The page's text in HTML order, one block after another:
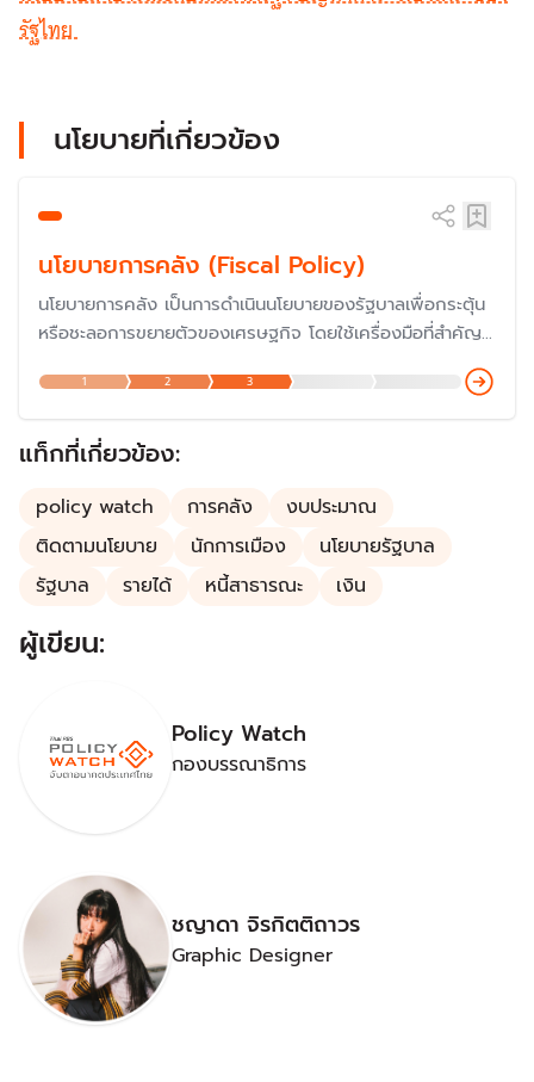
รัฐไทย
นโยบายที่เกี่ยวข้อง
นโยบายการคลัง (Fiscal Policy)
นโยบายการคลัง เป็นการดำเนินนโยบายของรัฐบาลเพื่อกระตุ้น
หรือชะลอการขยายตัวของเศรษฐกิจ โดยใช้เครื่องมือที่สำคัญ
ของรัฐบาล คือ การใช้จ่ายของรัฐบาล (รายจ่าย) และการเก็บ
ภาษี (รายได้) รวมถึงการก่อหนี้สาธารณะของรัฐบาล
1 2 3
แท็กที่เกี่ยวข้อง:
policy watch การคลัง
งบประมาณ
ติดตามนโยบาย
นักการเมือง
นโยบายรัฐบาล
รัฐบาล
รายได้ หนี้สาธารณะ เงิน
ผู้เขียน:
Policy Watch
กองบรรณาธิการ
ชญาดา จิรกิตติถาวร
Graphic Designer